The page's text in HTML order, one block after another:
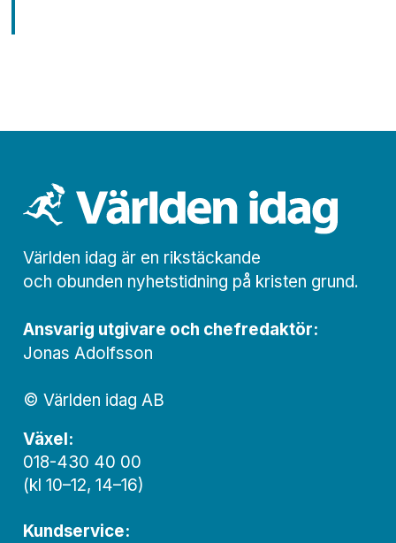
Världen idag är en rikstäckande
och obunden nyhets­­­tidning på kristen grund.
Ansvarig utgivare och chef­redaktör:
Jonas Adolfsson
© Världen idag AB
Växel:
018-430 40 00
(kl 10–12, 14–16)
Kundservice: